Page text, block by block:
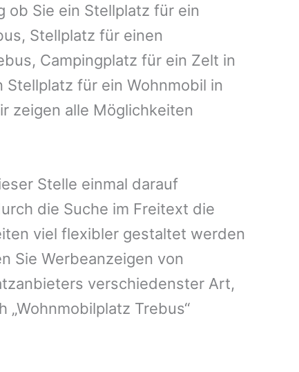
ob Sie ein Stellplatz für ein
Stellplatz für einen
Campingplatz für ein Zelt in
Stellplatz für ein Wohnmobil in
zeigen alle Möglichkeiten
Stelle einmal darauf
die Suche im Freitext die
viel flexibler gestaltet werden
Sie Werbeanzeigen von
verschiedenster Art,
„Wohnmobilplatz Trebus“